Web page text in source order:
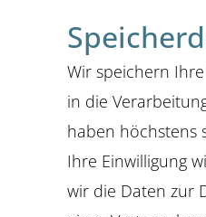
Wir speichern
in die
haben höchstens
Ihre Einwilligung
wir die Daten zur